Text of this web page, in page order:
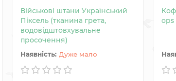
Військові штани Український
Піксель (тканина грета,
водовідштовхувальне
просочення)
Дуже мало
ops